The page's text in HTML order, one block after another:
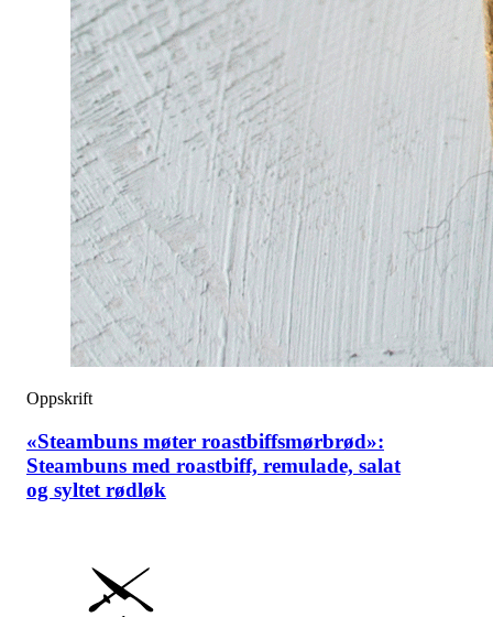
Oppskrift
«Steambuns møter roastbiffsmørbrød»:
Steambuns med roastbiff, remulade, salat
og syltet rødløk